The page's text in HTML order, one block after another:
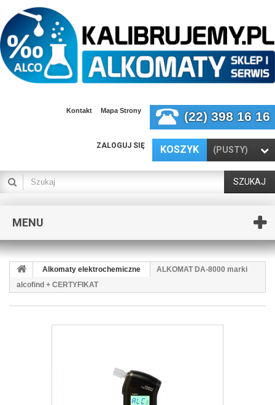
Kontakt Mapa Strony (22) 398 16 16
KOSZYK (PUSTY)
ZALOGUJ SIĘ
SZUKAJ
MENU
Alkomaty elektrochemiczne
ALKOMAT DA-8000 marki
alcofind + CERTYFIKAT